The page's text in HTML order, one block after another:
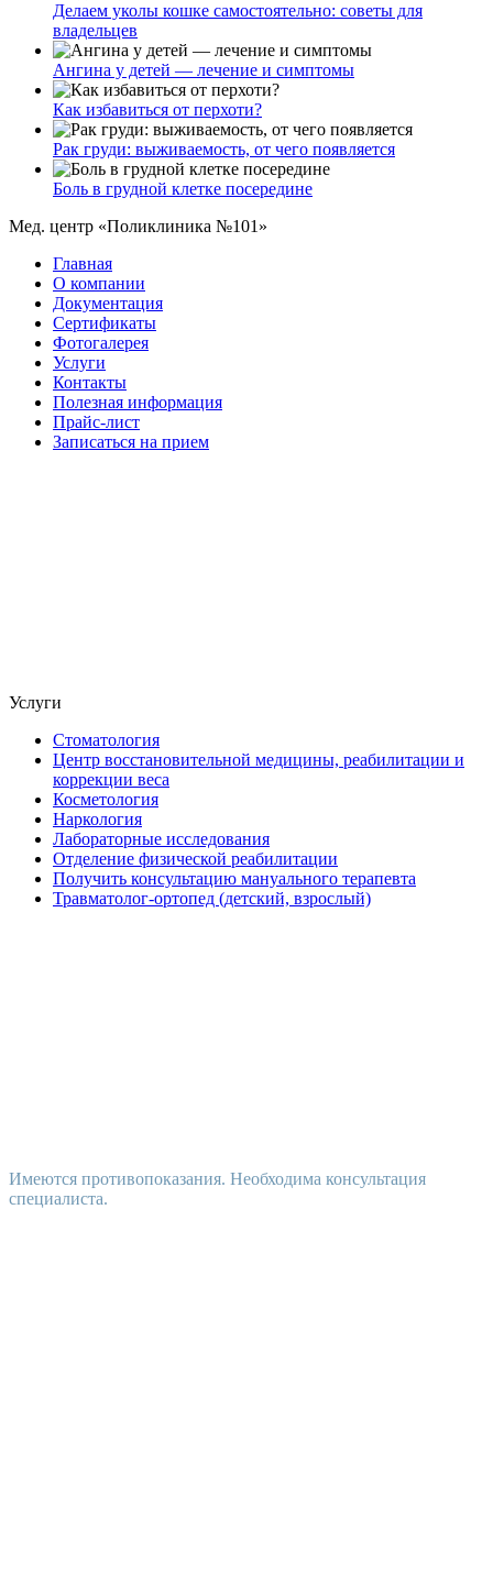
Делаем уколы кошке самостоятельно: советы для
владельцев
Ангина у детей — лечение и симптомы
Как избавиться от перхоти?
Рак груди: выживаемость, от чего появляется
Боль в грудной клетке посередине
Мед. центр «Поликлиника №101»
Главная
О компании
Документация
Сертификаты
Фотогалерея
Услуги
Контакты
Полезная информация
Прайс-лист
Записаться на прием
Услуги
Стоматология
Центр восстановительной медицины, реабилитации и
коррекции веса
Косметология
Наркология
Лабораторные исследования
Отделение физической реабилитации
Получить консультацию мануального терапевта
Травматолог-ортопед (детский, взрослый)
Имеются противопоказания. Необходима консультация
специалиста.